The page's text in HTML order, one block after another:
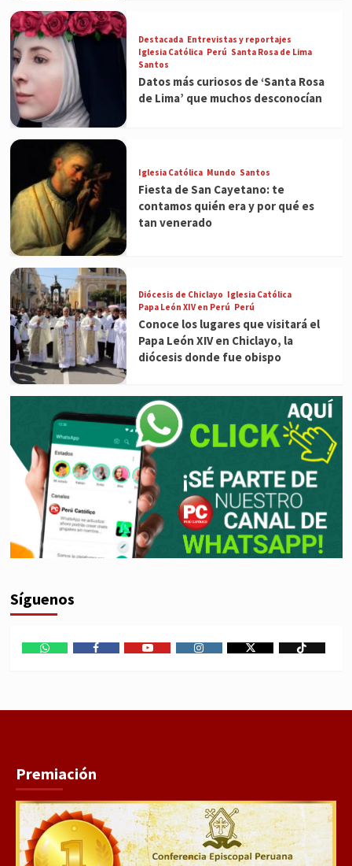
Destacada Entrevistas y reportajes
Iglesia Católica Perú Santa Rosa de Lima
Santos
Datos más curiosos de ‘Santa Rosa
de Lima’ que muchos desconocían
Iglesia Católica Mundo Santos
Fiesta de San Cayetano: te
contamos quién era y por qué es
tan venerado
Diócesis de Chiclayo Iglesia Católica
Papa León XIV en Perú Perú
Conoce los lugares que visitará el
Papa León XIV en Chiclayo, la
diócesis donde fue obispo
Síguenos
Premiación